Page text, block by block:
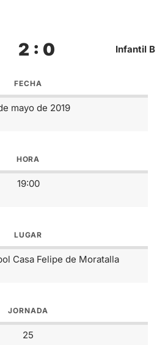
2 : 0 Infantil B
FECHA
mayo de 2019
HORA
19:00
LUGAR
Casa Felipe de Moratalla
JORNADA
25